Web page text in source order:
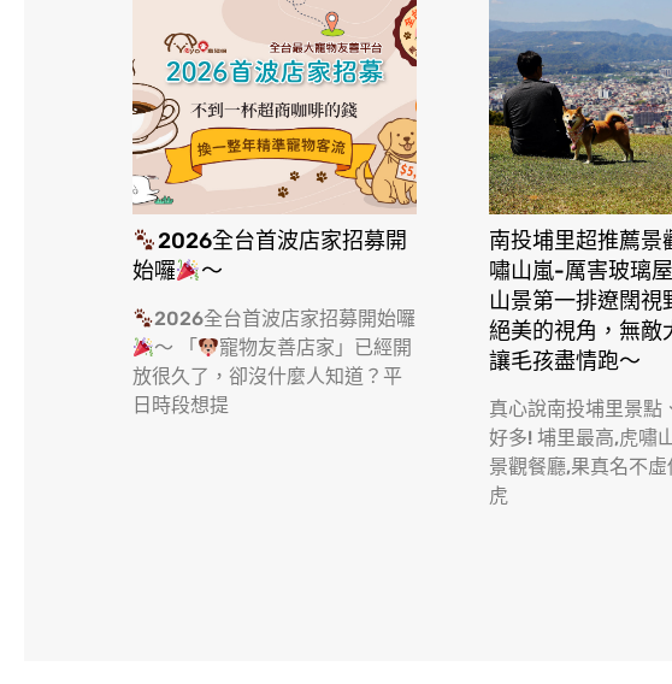
2026全台首波店家招募開
始囉
～
2026全台首波店家招募開始囉
～ 「
寵物友善店家」已經開
放很久了，卻沒什麼人知道？平
日時段想提
南投埔里超推薦景
嘯山嵐-厲害玻璃
山景第一排遼闊視
絕美的視角，無敵
讓毛孩盡情跑〜
真心說南投埔里景點
好多! 埔里最高,虎嘯
景觀餐廳,果真名不
虎